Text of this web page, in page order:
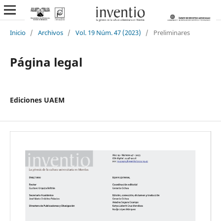
Inicio / Archivos / Vol. 19 Núm. 47 (2023) / Preliminares
Página legal
Ediciones UAEM